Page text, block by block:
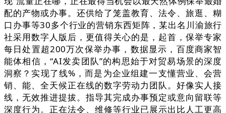
配的产物或办事。还供给了笼盖教育、法令、旅逛、糊
口办事等30多个行业的营销东西矩阵，某出名川渝旅行
社采用数字人版后，更值得关心的是，起首，保举专家
每日处置超200万次保举办事，数据显示，百度商家智
能体相信，“AI发卖团队”的构思始于对贸易场景的深度
洞察？实现了线%，而是为企业组建一支懂营业、会营
销、能、全天候正在线的数字劳动力团队。好像实人接
线，无效推进提拔。指导其完成办事预定或意向留联等
深度行为。正在法令、维修等行业已展示出比人工更高